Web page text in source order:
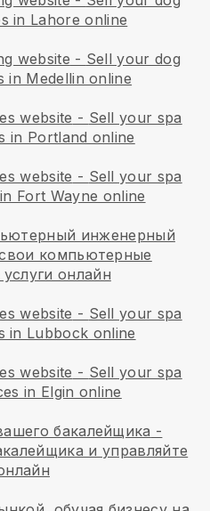
in Lahore online
website - Sell your dog
in Medellin online
website - Sell your spa
in Portland online
website - Sell your spa
Fort Wayne online
инженерный
компьютерные
онлайн
website - Sell your spa
in Lubbock online
website - Sell your spa
in Elgin online
бакалейщика -
и управляйте